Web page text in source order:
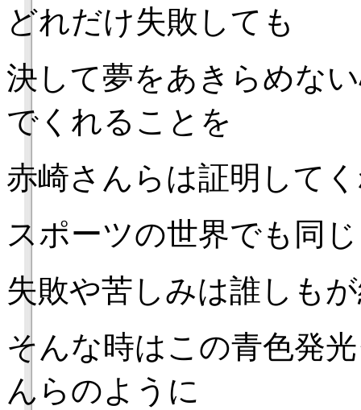
どれだけ失敗しても
決して夢をあきらめな
でくれることを
赤崎さんらは証明して
スポーツの世界でも同
失敗や苦しみは誰しも
そんな時はこの青色発
んらのように